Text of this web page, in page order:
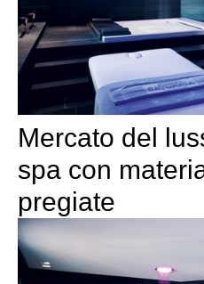
Mercato del
spa con
pregiate